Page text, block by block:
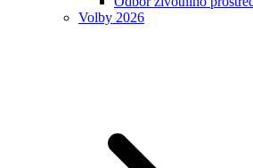
Volby 2026